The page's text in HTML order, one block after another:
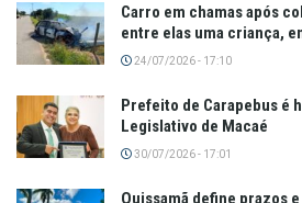
Carro em chamas após
entre elas uma criança,
24/07/2026 - 17:10
Prefeito de Carapebus é
Legislativo de Macaé
30/07/2026 - 17:01
Quissamã define prazos